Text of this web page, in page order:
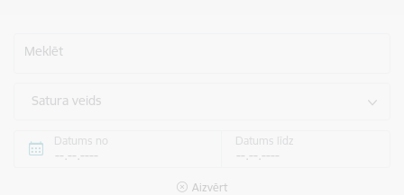
Meklēt
Satura veids
Datums no Datums līdz
Aizvērt